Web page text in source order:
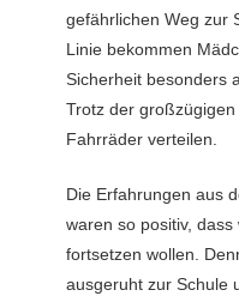
gefährlichen Weg zur
Linie bekommen
Sicherheit besonders
Trotz der
Fahrräder verteilen.
Die Erfahrungen aus
waren so positiv,
fortsetzen wollen.
ausgeruht zur Schule